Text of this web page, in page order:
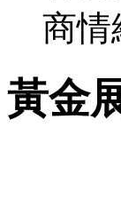
商情
黃金